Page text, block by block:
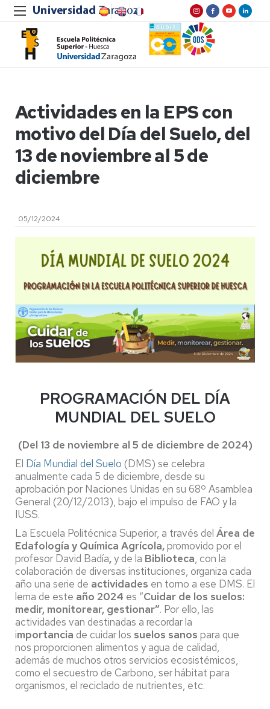
Actividades en la EPS con
motivo del Día del Suelo, del
13 de noviembre al 5 de
diciembre
05/12/2024
PROGRAMACIÓN DEL DÍA
MUNDIAL DEL SUELO
(Del 13 de noviembre al 5 de diciembre de 2024)
El Día Mundial del Suelo (DMS) se celebra
anualmente cada 5 de diciembre, desde su
aprobación por Naciones Unidas en su 68º Asamblea
General (20/12/2013), bajo el impulso de FAO y la
IUSS.
La Escuela Politécnica Superior, a través del Área de
Edafología y Química Agrícola,promovido por el
profesor David Badía,y de la Biblioteca, con la
colaboración de diversas instituciones, organiza cada
año una serie de actividades en torno a ese DMS. El
lema de este año 2024 es “Cuidar de los suelos:
medir, monitorear, gestionar”. Por ello, las
actividades van destinadas a recordar la
importancia de cuidar los suelos sanos para que
nos proporcionen alimentos y agua de calidad,
además de muchos otros servicios ecosistémicos,
como el secuestro de Carbono, ser hábitat para
organismos, el reciclado de nutrientes, etc.